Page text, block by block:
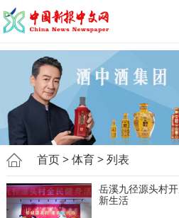
首页>体育> 列表
岳溪九径源头村
新生活